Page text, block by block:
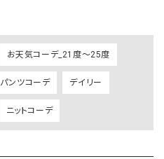
お天気コーデ_21度～25度
パンツコーデ デイリー
ニットコーデ